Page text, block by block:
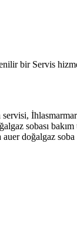
bir Servis
sobası
doğalgaz